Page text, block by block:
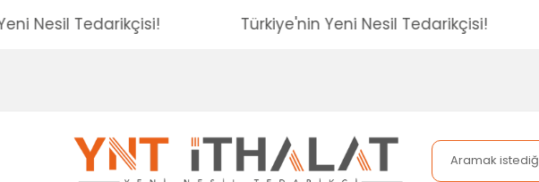
Yeni Nesil Tedarikçisi! Türkiye'nin Yeni Nesil Tedarikçisi!